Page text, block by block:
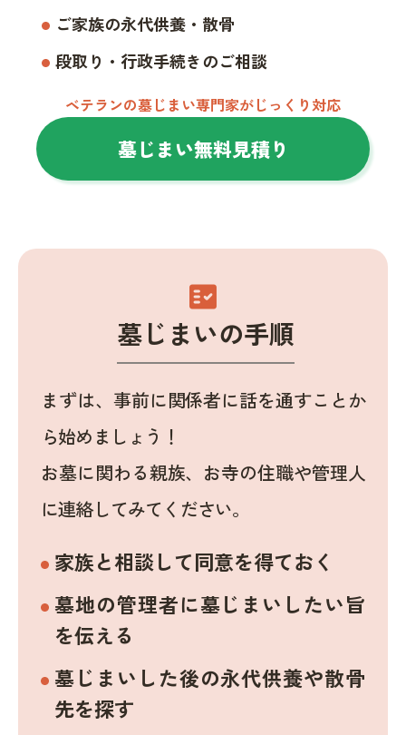
ご家族の永代供養・散骨
段取り・行政手続きのご相談
ベテランの墓じまい専門家がじっくり対応
墓じまい無料見積り
fact_check
墓じまいの手順
まずは、事前に関係者に話を通すことか
ら始めましょう！
お墓に関わる親族、お寺の住職や管理人
に連絡してみてください。
家族と相談して同意を得ておく
墓地の管理者に墓じまいしたい旨
を伝える
墓じまいした後の永代供養や散骨
先を探す